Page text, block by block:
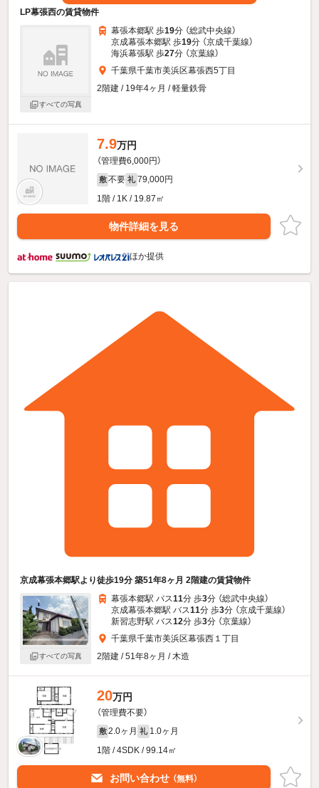
LP幕張西の賃貸物件
すべての写真
幕張本郷駅 歩19分 （総武中央線）
京成幕張本郷駅 歩19分 （京成千葉線）
海浜幕張駅 歩27分 （京葉線）
千葉県千葉市美浜区幕張西5丁目
2階建 / 19年4ヶ月 / 軽量鉄骨
7.9万円
（管理費6,000円）
敷 不要 礼 79,000円
1階 / 1K / 19.87㎡
物件詳細を見る
ほか提供
京成幕張本郷駅より徒歩19分 築51年8ヶ月 2階建の賃貸物件
すべての写真
幕張本郷駅 バス11分 歩3分 （総武中央線）
京成幕張本郷駅 バス11分 歩3分 （京成千葉線）
新習志野駅 バス12分 歩3分 （京葉線）
千葉県千葉市美浜区幕張西１丁目
2階建 / 51年8ヶ月 / 木造
20万円
（管理費不要）
敷 2.0ヶ月 礼 1.0ヶ月
1階 / 4SDK / 99.14㎡
お問い合わせ （無料）